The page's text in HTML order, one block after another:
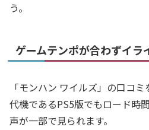
う。
ゲームテンポが合わずイラ
「モンハン ワイルズ」の口コ
代機であるPS5版でもロード時
声が一部で見られます。